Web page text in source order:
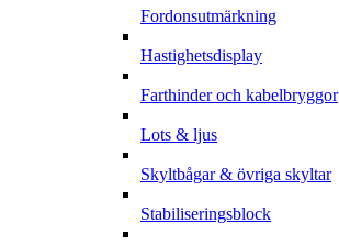
Fordonsutmärkning
Hastighetsdisplay
Farthinder och kabelbryggor
Lots & ljus
Skyltbågar & övriga skyltar
Stabiliseringsblock